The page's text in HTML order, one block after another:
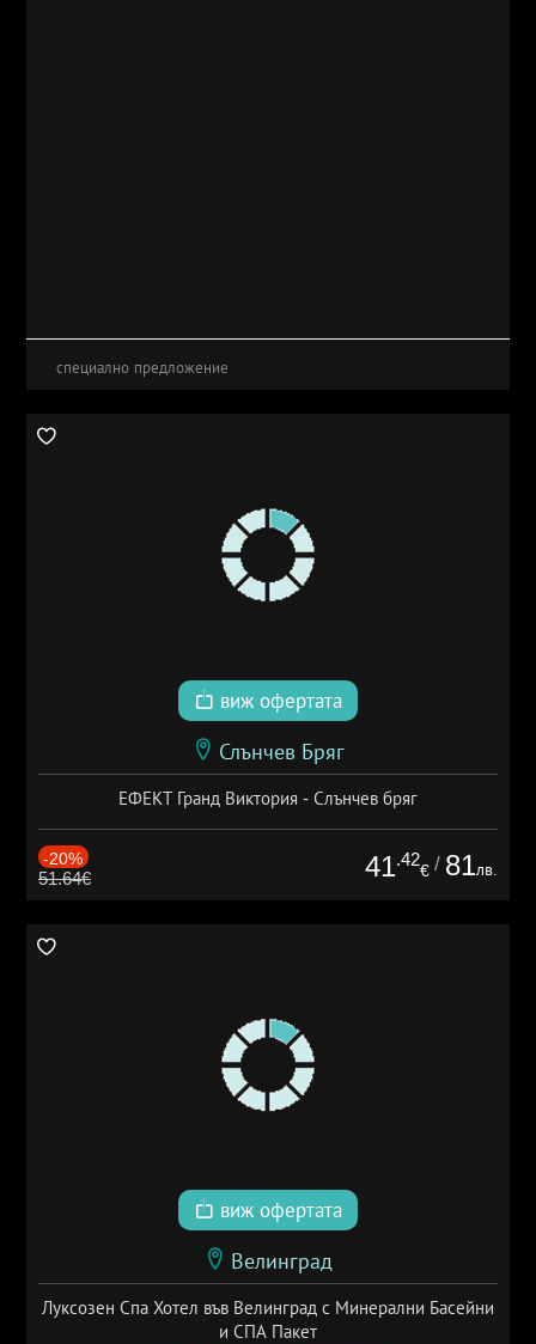
специално предложение
виж офертата
Слънчев Бряг
ЕФЕКТ Гранд Виктория - Слънчев бряг
-20%
51.64€ 41.42
€ / 81лв.
виж офертата
Велинград
Луксозен Спа Хотел във Велинград с Минерални Басейни
и СПА Пакет